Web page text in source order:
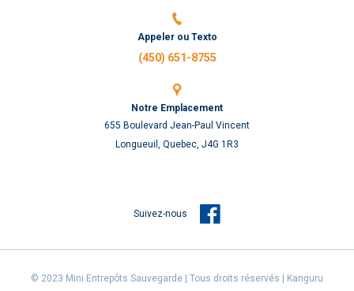
Appeler ou Texto
(450) 651-8755
Notre Emplacement
655 Boulevard Jean-Paul Vincent
Longueuil, Quebec, J4G 1R3
Suivez-nous
© 2023 Mini Entrepôts Sauvegarde | Tous droits réservés |
Kanguru